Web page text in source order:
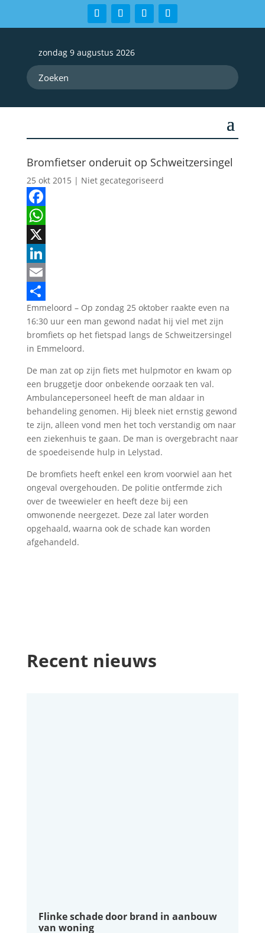
zondag 9 augustus 2026
Bromfietser onderuit op Schweitzersingel
25 okt 2015 | Niet gecategoriseerd
Facebook
WhatsApp
X
LinkedIn
Email
Delen
Emmeloord – Op zondag 25 oktober raakte even na
16:30 uur een man gewond nadat hij viel met zijn
bromfiets op het fietspad langs de Schweitzersingel
in Emmeloord.
De man zat op zijn fiets met hulpmotor en kwam op
een bruggetje door onbekende oorzaak ten val.
Ambulancepersoneel heeft de man aldaar in
behandeling genomen. Hij bleek niet ernstig gewond
te zijn, alleen vond men het toch verstandig om naar
een ziekenhuis te gaan. De man is overgebracht naar
de spoedeisende hulp in Lelystad.
De bromfiets heeft enkel een krom voorwiel aan het
ongeval overgehouden. De politie ontfermde zich
over de tweewieler en heeft deze bij een
omwonende neergezet. Deze zal later worden
opgehaald, waarna ook de schade kan worden
afgehandeld.
Recent nieuws
Flinke schade door brand in aanbouw
van woning